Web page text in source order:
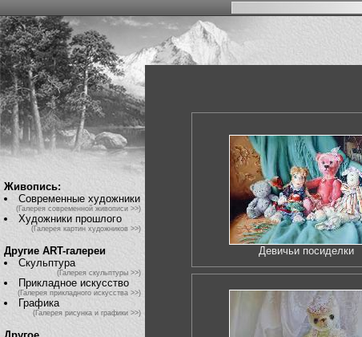
Живопись:
Современные художники
(Галерея современной живописи >>)
Художники прошлого
(Галерея картин художников >>)
Другие ART-галереи
Скульптура
(Галерея скульптуры >>)
Прикладное искусство
(Галерея прикладного искусства >>)
Графика
(Галерея рисунка и графики >>)
Девичьи посиделки